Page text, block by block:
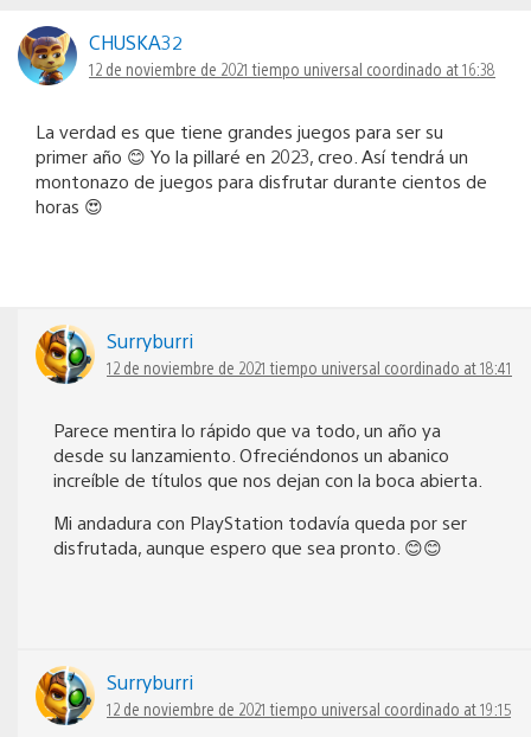
CHUSKA32
12 de noviembre de 2021 tiempo universal coordinado at 16:38
La verdad es que tiene grandes juegos para ser su
primer año 😊 Yo la pillaré en 2023, creo. Así tendrá un
montonazo de juegos para disfrutar durante cientos de
horas 😍
Surryburri
12 de noviembre de 2021 tiempo universal coordinado at 18:41
Parece mentira lo rápido que va todo, un año ya
desde su lanzamiento. Ofreciéndonos un abanico
increíble de títulos que nos dejan con la boca abierta.
Mi andadura con PlayStation todavía queda por ser
disfrutada, aunque espero que sea pronto. 😊😊
Surryburri
12 de noviembre de 2021 tiempo universal coordinado at 19:15